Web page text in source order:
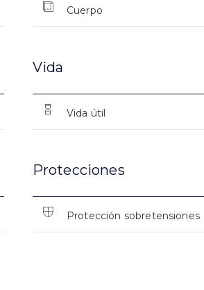
Cuerpo
Vida
Vida útil
Protecciones
Protección sobretensiones